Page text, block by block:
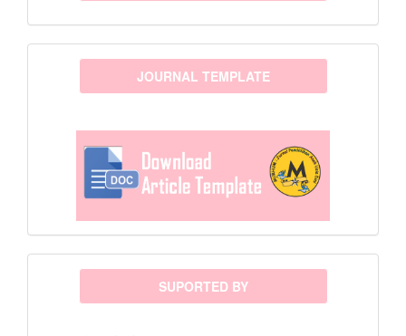
templateJOURNAL TEMPLATE
sponsor SUPORTED BY